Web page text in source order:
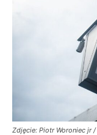
Zdjęcie: Piotr Woroniec jr